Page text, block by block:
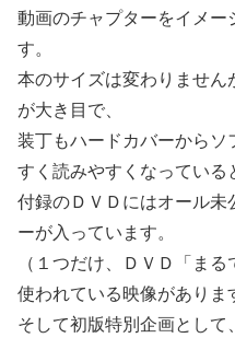
動画のチャプターをイメー
す。
本のサイズは変わりませ
が大き目で、
装丁もハードカバーから
すく読みやすくなっている
付録のＤＶＤにはオール未
ーが入っています。
（１つだけ、ＤＶＤ「ま
使われている映像がありま
そして初版特別企画として